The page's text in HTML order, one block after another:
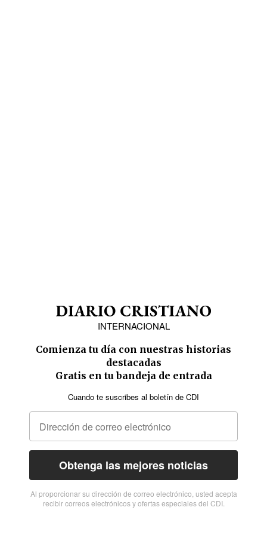
INTERNACIONAL
Comienza tu día con nuestras historias
destacadas
Gratis en tu bandeja de entrada
Cuando te suscribes al boletín de CDI
Obtenga las mejores noticias
Al proporcionar su dirección de correo electrónico, usted acepta
recibir correos electrónicos y ofertas especiales del CDI.